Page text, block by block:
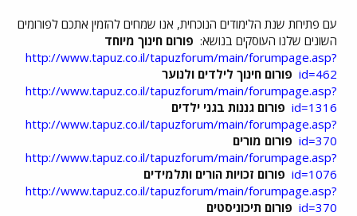
ך
עם פתיחת שנת הלימודים הנוכחית, אנו שמחים להזמין אתכם לפורומים
השונים שלנו העוסקים בנושא: פורום חינוך מיוחד
http://www.tapuz.co.il/tapuzforum/main/forumpage.asp?
id=462 פורום חינוך לילדים ולנוער
http://www.tapuz.co.il/tapuzforum/main/forumpage.asp?
id=1316 פורום גננות בגני ילדים
http://www.tapuz.co.il/tapuzforum/main/forumpage.asp?
id=370 פורום מורים
http://www.tapuz.co.il/tapuzforum/main/forumpage.asp?
id=1076 פורום זכויות הורים ותלמידים
http://www.tapuz.co.il/tapuzforum/main/forumpage.asp?
id=370 פורום תיכוניסטים